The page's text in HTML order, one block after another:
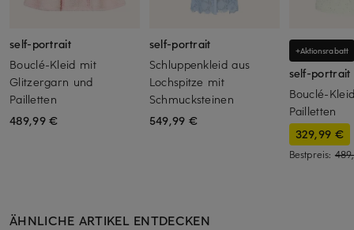
self-portrait
Bouclé-Kleid mit
Glitzergarn und
Pailletten
489,99 €
self-portrait
Schluppenkleid aus
Lochspitze mit
Schmucksteinen
549,99 €
+Aktionsrabatt
self-portrait
Bouclé-
Pailletten
329,99 €
Bestpreis:
ÄHNLICHE ARTIKEL ENTDECKEN